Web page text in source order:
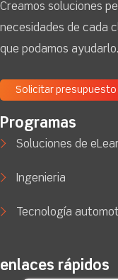
Creamos soluciones
necesidades de cada
que podamos ayudarlo.
Solicitar presupuesto
Programas
Soluciones de
Ingenieria
Tecnología
enlaces rápidos